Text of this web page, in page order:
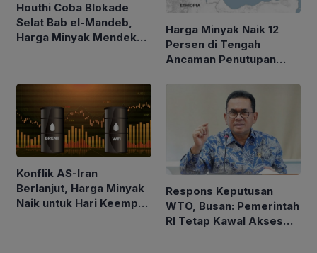
Houthi Coba Blokade
Selat Bab el-Mandeb,
Harga Minyak Mendekati
Harga Minyak Naik 12
Persen di Tengah
Ancaman Penutupan
Konflik AS-Iran
Berlanjut, Harga Minyak
Naik untuk Hari Keempat
Respons Keputusan
WTO, Busan: Pemerintah
RI Tetap Kawal Akses